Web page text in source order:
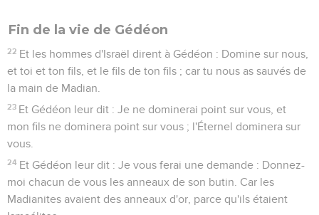
Fin de la vie de Gédéon
22 Et les hommes d'Israël dirent à Gédéon : Domine sur nous,
et toi et ton fils, et le fils de ton fils ; car tu nous as sauvés de
la main de Madian.
23 Et Gédéon leur dit : Je ne dominerai point sur vous, et
mon fils ne dominera point sur vous ; l'Éternel dominera sur
vous.
24 Et Gédéon leur dit : Je vous ferai une demande : Donnez-
moi chacun de vous les anneaux de son butin. Car les
Madianites avaient des anneaux d'or, parce qu'ils étaient